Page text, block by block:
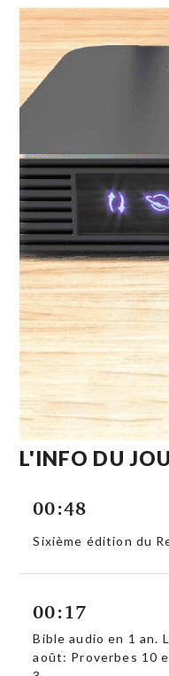
L'INFO DU
00:48
Sixième édition du
00:17
Bible audio en 1 an.
août: Proverbes 10